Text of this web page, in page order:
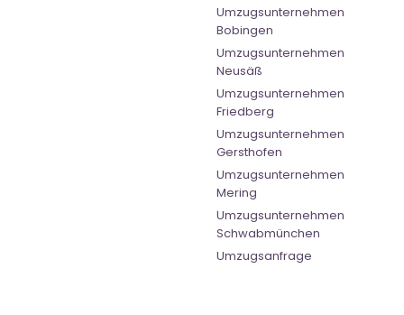
Umzugsunternehmen
Bobingen
Umzugsunternehmen
Neusäß
Umzugsunternehmen
Friedberg
Umzugsunternehmen
Gersthofen
Umzugsunternehmen
Mering
Umzugsunternehmen
Schwabmünchen
Umzugsanfrage